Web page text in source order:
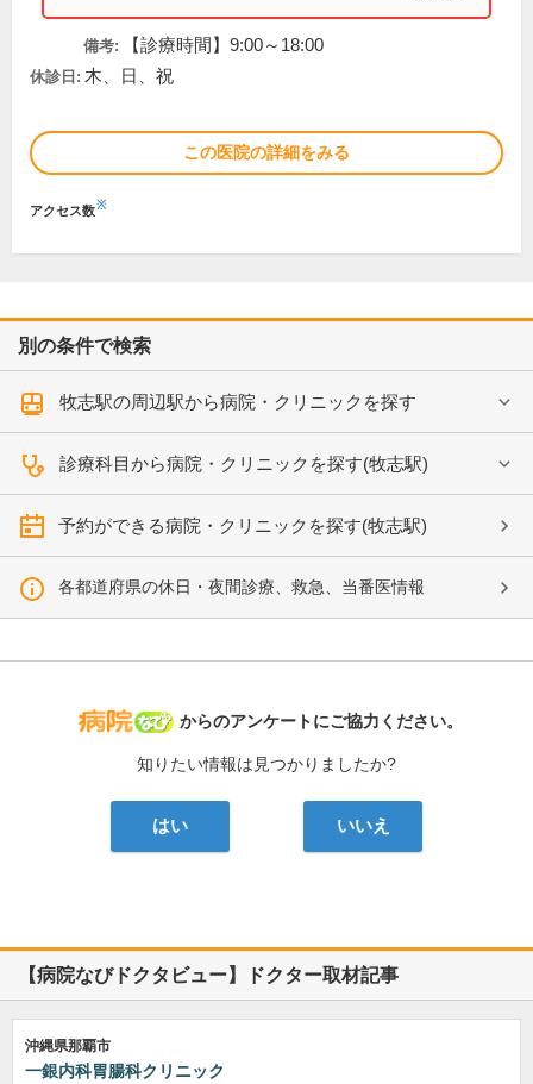
備考: 【診療時間】9:00～18:00
休診日: 木、日、祝
この医院の詳細をみる
アクセス数※
別の条件で検索
牧志駅の周辺駅から病院・クリニックを探す
診療科目から病院・クリニックを探す(牧志駅)
予約ができる病院・クリニックを探す(牧志駅)
各都道府県の休日・夜間診療、救急、当番医情報
病院なび
からのアンケートにご協力ください。
知りたい情報は見つかりましたか?
はい いいえ
【病院なびドクタビュー】ドクター取材記事
沖縄県那覇市
一銀内科胃腸科クリニック